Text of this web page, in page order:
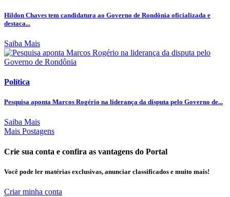
Hildon Chaves tem candidatura ao Governo de Rondônia oficializada e
destaca...
Saiba Mais
Política
Pesquisa aponta Marcos Rogério na liderança da disputa pelo Governo de...
Saiba Mais
Mais Postagens
Crie sua conta e confira as vantagens do Portal
Você pode ler matérias exclusivas, anunciar classificados e muito mais!
Criar minha conta